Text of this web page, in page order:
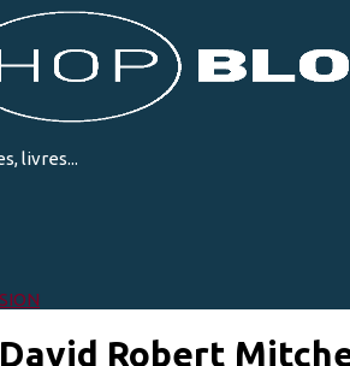
livres...
David Robert